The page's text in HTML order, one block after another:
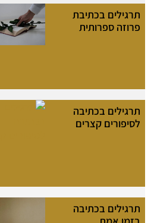
תרגילים בכתיבת
פרוזה ספרותית
תרגילים בכתיבה
לסיפורים קצרים
תרגילים בכתיבה